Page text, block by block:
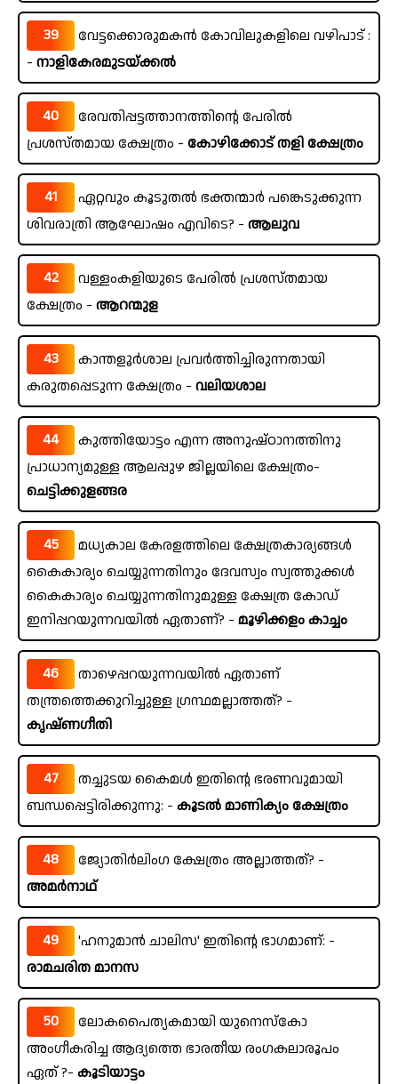
39
വേട്ടക്കൊരുമകൻ കോവിലുകളിലെ വഴിപാട് :
- നാളികേരമുടയ്ക്കൽ
40
രേവതിപ്പട്ടത്താനത്തിന്റെ പേരിൽ
പ്രശസ്തമായ ക്ഷേത്രം - കോഴിക്കോട് തളി ക്ഷേത്രം
41
ഏറ്റവും കൂടുതൽ ഭക്തന്മാർ പങ്കെടുക്കുന്ന
ശിവരാത്രി ആഘോഷം എവിടെ? - ആലുവ
42
വള്ളംകളിയുടെ പേരിൽ പ്രശസ്തമായ
ക്ഷേത്രം - ആറന്മുള
43
കാന്തളൂർശാല പ്രവർത്തിച്ചിരുന്നതായി
കരുതപ്പെടുന്ന ക്ഷേത്രം - വലിയശാല
44
കുത്തിയോട്ടം എന്ന അനുഷ്ഠാനത്തിനു
പ്രാധാന്യമുള്ള ആലപ്പുഴ ജില്ലയിലെ ക്ഷേത്രം-
ചെട്ടിക്കുളങ്ങര
45
മധ്യകാല കേരളത്തിലെ ക്ഷേത്രകാര്യങ്ങൾ
കൈകാര്യം ചെയ്യുന്നതിനും ദേവസ്വം സ്വത്തുക്കൾ
കൈകാര്യം ചെയ്യുന്നതിനുമുള്ള ക്ഷേത്ര കോഡ്
ഇനിപ്പറയുന്നവയിൽ ഏതാണ്? - മൂഴിക്കളം കാച്ചം
46
താഴെപ്പറയുന്നവയിൽ ഏതാണ്
തന്ത്രത്തെക്കുറിച്ചുള്ള ഗ്രന്ഥമല്ലാത്തത്? -
കൃഷ്ണഗീതി
47
തച്ചുടയ കൈമൾ ഇതിന്റെ ഭരണവുമായി
ബന്ധപ്പെട്ടിരിക്കുന്നു: - കൂടൽ മാണിക്യം ക്ഷേത്രം
48
ജ്യോതിർലിംഗ ക്ഷേത്രം അല്ലാത്തത്? -
അമർനാഥ്
49
'ഹനുമാൻ ചാലിസ' ഇതിന്റെ ഭാഗമാണ്: -
രാമചരിത മാനസ
50
ലോകപൈത്യകമായി യുനെസ്കോ
അംഗീകരിച്ച ആദ്യത്തെ ഭാരതീയ രംഗകലാരൂപം
ഏത് ?- കൂടിയാട്ടം